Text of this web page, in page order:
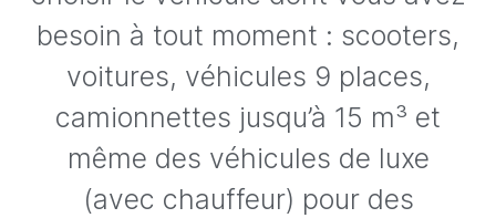
besoin à tout moment : scooters,
voitures, véhicules 9 places,
camionnettes jusqu’à 15 m³ et
même des véhicules de luxe
(avec chauffeur) pour des